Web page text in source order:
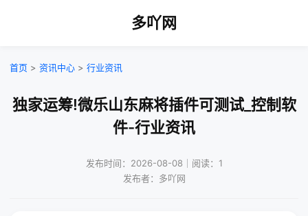
多吖网
首页 > 资讯中心 > 行业资讯
独家运筹!微乐山东麻将插件可测试_控制软
件-行业资讯
发布时间：2026-08-08｜阅读：1
发布者：多吖网